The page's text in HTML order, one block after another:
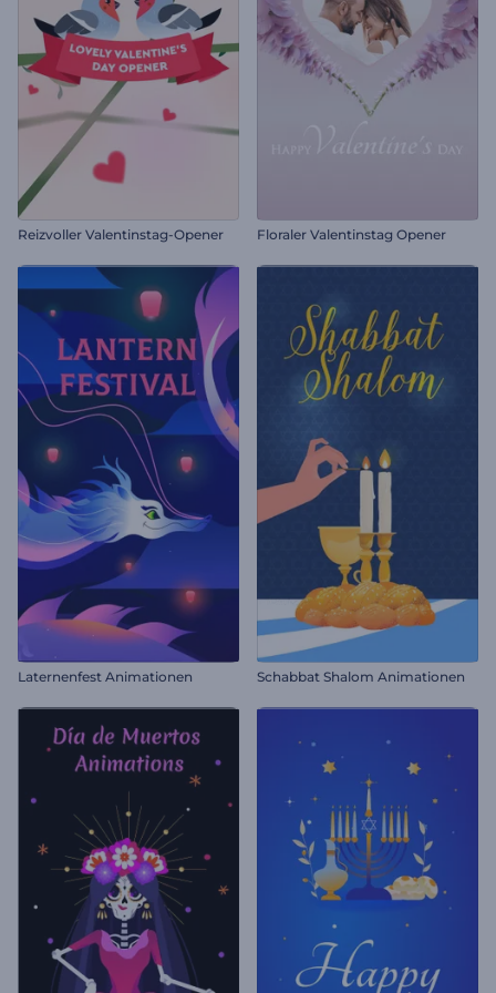
Reizvoller Valentinstag-Opener Floraler Valentinstag Opener
Laternenfest Animationen Schabbat Shalom Animationen